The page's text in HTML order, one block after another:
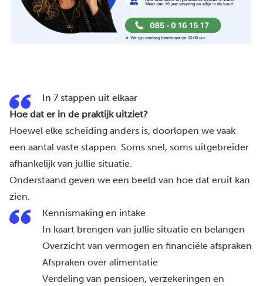
In 7 stappen uit elkaar
Hoe dat er in de praktijk uitziet?
Hoewel elke scheiding anders is, doorlopen we vaak
een aantal vaste stappen. Soms snel, soms uitgebreider
afhankelijk van jullie situatie.
Onderstaand geven we een beeld van hoe dat eruit kan
zien.
Kennismaking en intake
In kaart brengen van jullie situatie en belangen
Overzicht van vermogen en financiële afspraken
Afspraken over alimentatie
Verdeling van pensioen, verzekeringen en